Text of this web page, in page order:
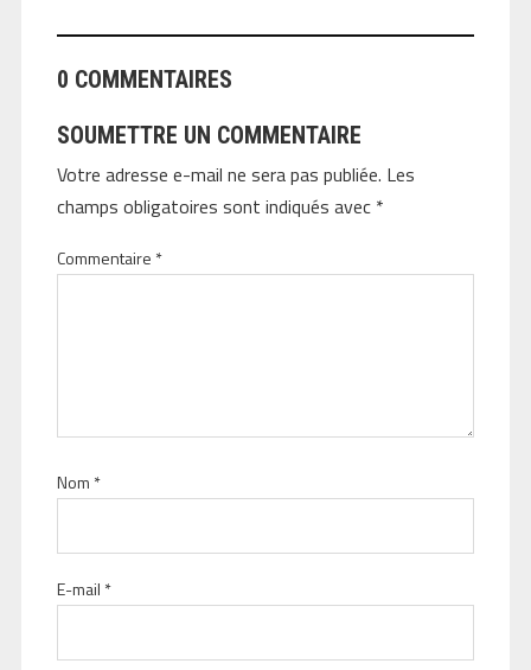
0 COMMENTAIRES
SOUMETTRE UN COMMENTAIRE
Votre adresse e-mail ne sera pas publiée. Les
champs obligatoires sont indiqués avec *
Commentaire *
Nom *
E-mail *